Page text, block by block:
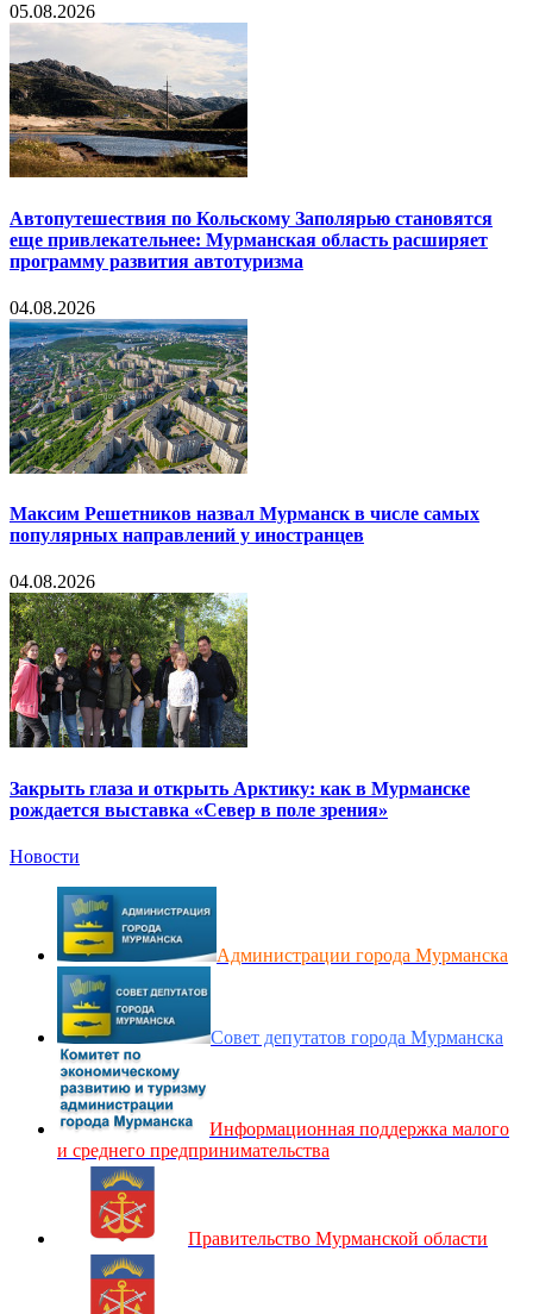
05.08.2026
Автопутешествия по Кольскому Заполярью становятся
еще привлекательнее: Мурманская область расширяет
программу развития автотуризма
04.08.2026
Максим Решетников назвал Мурманск в числе самых
популярных направлений у иностранцев
04.08.2026
Закрыть глаза и открыть Арктику: как в Мурманске
рождается выставка «Север в поле зрения»
Новости
Администрации города Мурманска
Совет депутатов города Мурманска
Информационная поддержка малого
и среднего предпринимательства
Правительство Мурманской области